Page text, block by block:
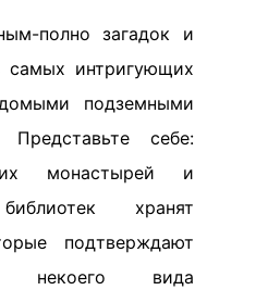
полно загадок и
интригующих
подземными
Представьте себе:
монастырей и
хранят
подтверждают
некоего вида